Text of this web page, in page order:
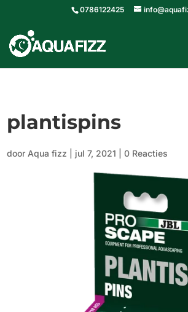
0786122425
plantispins
door Aqua fizz jul 7, 2021 |0 Reacties